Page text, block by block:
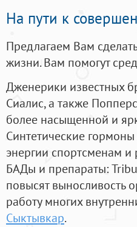
На пути к
Предлагаем Вам
жизни. Вам помогут
Дженерики известных
Сиалис, а также
более насыщенной и
Синтетические гормоны
энергии спортсменам
БАДы и препараты:
повысят выносливость
работу многих
Сыктывкар.